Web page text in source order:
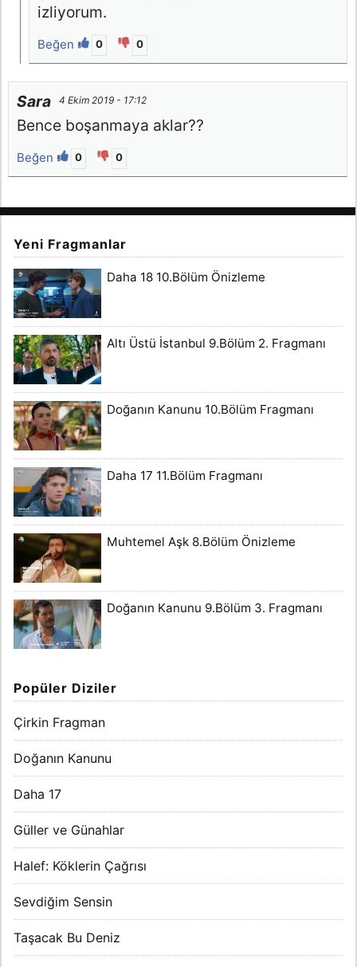
izliyorum.
Beğen 0 0
Sara 4 Ekim 2019 - 17:12
Bence boşanmaya aklar??
Beğen 0 0
Yeni Fragmanlar
Daha 18 10.Bölüm Önizleme
Altı Üstü İstanbul 9.Bölüm 2. Fragmanı
Doğanın Kanunu 10.Bölüm Fragmanı
Daha 17 11.Bölüm Fragmanı
Muhtemel Aşk 8.Bölüm Önizleme
Doğanın Kanunu 9.Bölüm 3. Fragmanı
Popüler Diziler
Çirkin Fragman
Doğanın Kanunu
Daha 17
Güller ve Günahlar
Halef: Köklerin Çağrısı
Sevdiğim Sensin
Taşacak Bu Deniz